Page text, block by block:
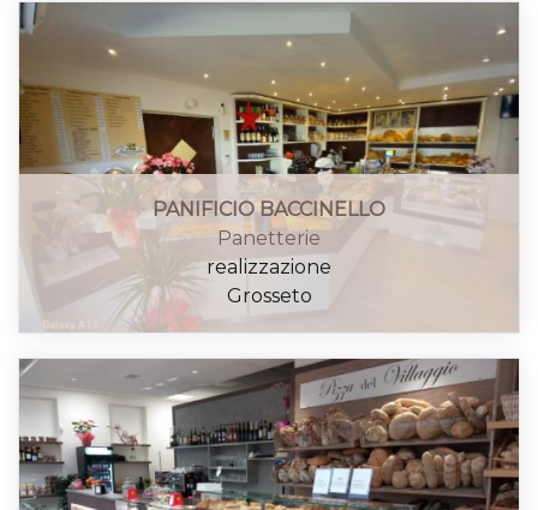
PANIFICIO BACCINELLO
Panetterie
realizzazione
Grosseto